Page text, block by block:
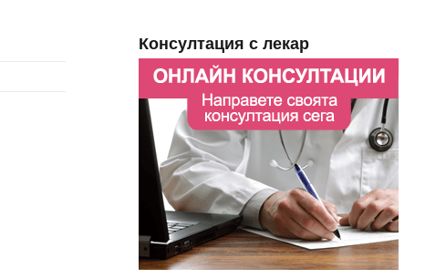
Консултация с лекар